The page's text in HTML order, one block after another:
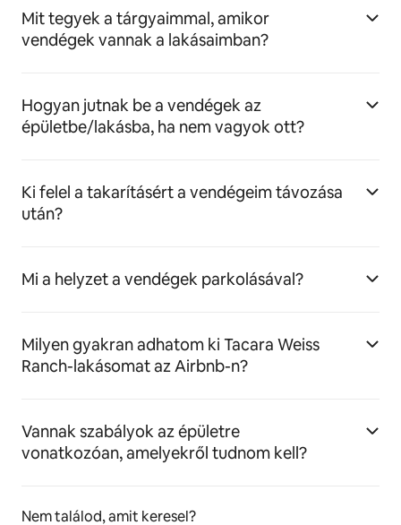
Mit tegyek a tárgyaimmal, amikor
vendégek vannak a lakásaimban?
Hogyan jutnak be a vendégek az
épületbe/lakásba, ha nem vagyok ott?
Ki felel a takarításért a vendégeim távozása
után?
Mi a helyzet a vendégek parkolásával?
Milyen gyakran adhatom ki Tacara Weiss
Ranch-lakásomat az Airbnb-n?
Vannak szabályok az épületre
vonatkozóan, amelyekről tudnom kell?
Nem találod, amit keresel?